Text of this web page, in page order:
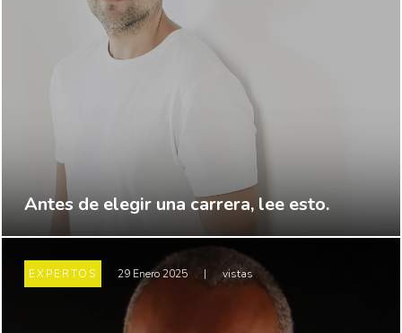
Antes de elegir una carrera, lee esto.
EXPERTOS 29 Enero 2025 | vistas